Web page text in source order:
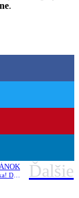
.
Ďalšia skvelá ponuka! Dobrovoľníctvo v Ugande Ďalšie